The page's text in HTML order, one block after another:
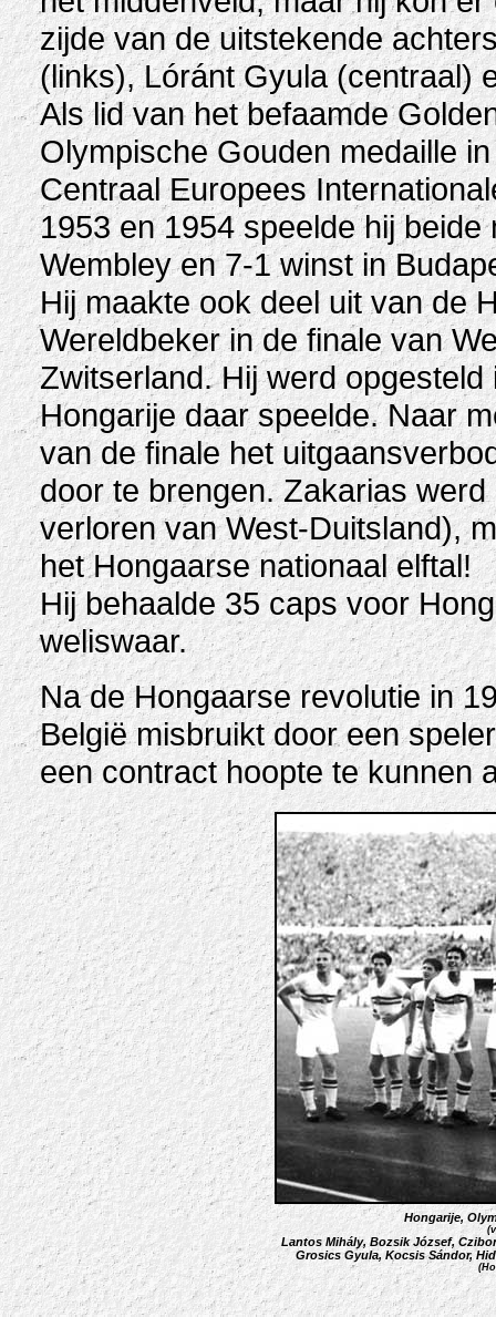
zijde van de uitstekende
(links), Lóránt Gyula (centraal)
Als lid van het befaamde
Olympische Gouden medaille
Centraal Europees
1953 en 1954 speelde hij
Wembley en 7-1 winst in
Hij maakte ook deel uit van de
Wereldbeker in de finale van
Zwitserland. Hij werd
Hongarije daar speelde. Naar
van de finale het
door te brengen. Zakarias
verloren van West-Duitsland),
het Hongaarse nationaal elftal!
Hij behaalde 35 caps voor
weliswaar.
Na de Hongaarse revolutie in
België misbruikt door een
een contract hoopte te kunnen
Hongarije,
Lantos Mihály, Bozsik József,
Grosics Gyula, Kocsis Sándor,